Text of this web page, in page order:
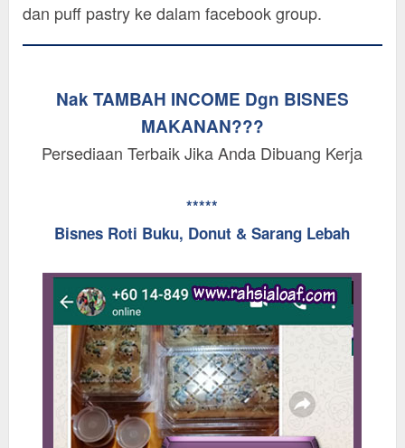
dan puff pastry ke dalam facebook group.
Nak TAMBAH INCOME Dgn BISNES
MAKANAN???
Persediaan Terbaik Jika Anda Dibuang Kerja
*****
Bisnes Roti Buku, Donut & Sarang Lebah